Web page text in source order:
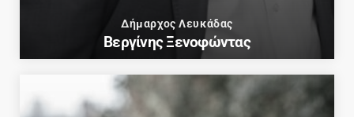
Δήμαρχος Λευκάδας
Βεργίνης Ξενοφώντας